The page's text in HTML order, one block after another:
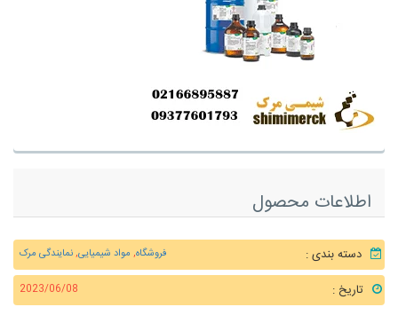
اطلاعات محصول
دسته بندی : فروشگاه, مواد شیمیایی,نمایندگی مرک
تاریخ : 2023/06/08